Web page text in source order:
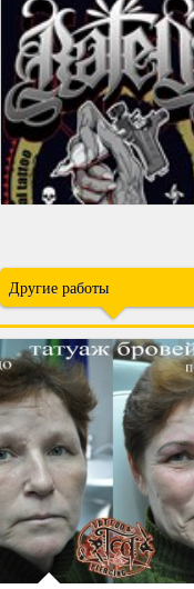
Другие работы